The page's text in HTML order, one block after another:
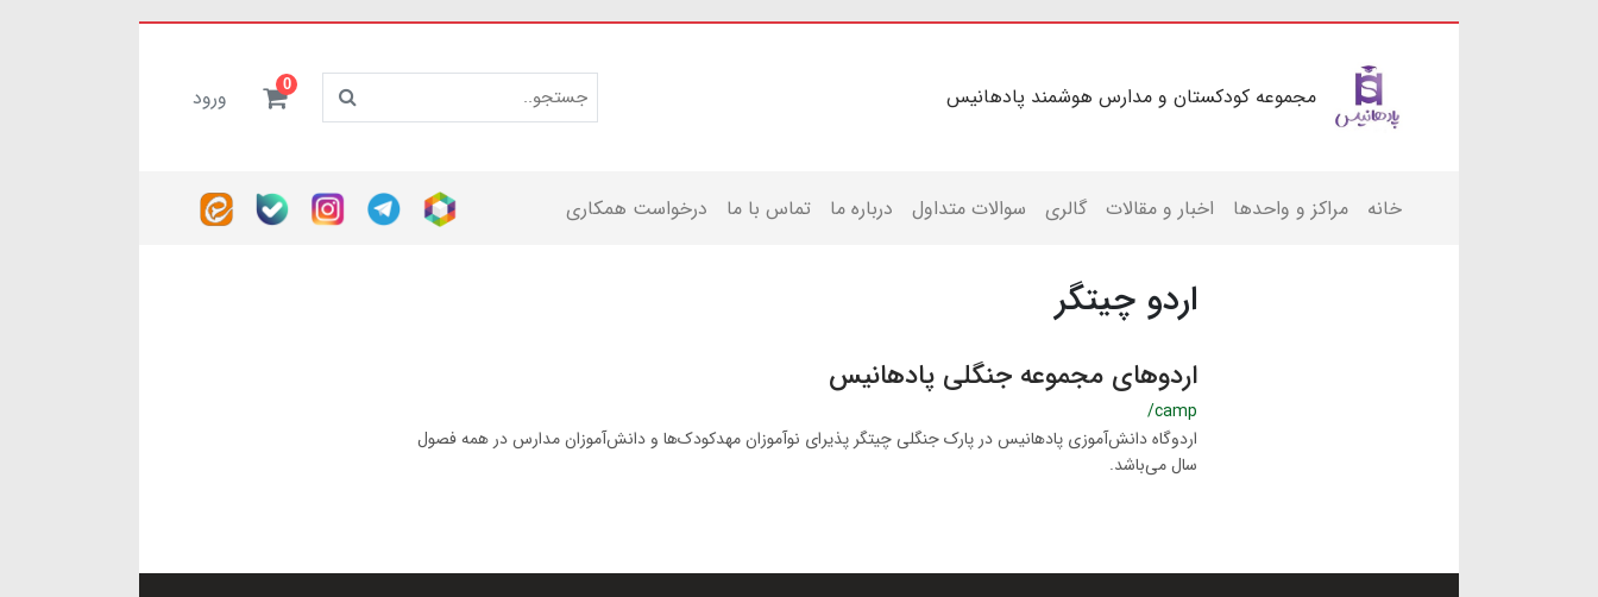
مجموعه کودکستان و مدارس هوشمند پادهانیس 0 ورود
خانه مراکز و واحدها اخبار و مقالات گالری سوالات متداول درباره ما تماس با ما درخواست همکاری
اردو چیتگر
اردوهای مجموعه جنگلی پادهانیس
/camp
اردوگاه دانش‌آموزی پادهانیس در پارک جنگلی چیتگر پذیرای نوآموزان مهدکودک‌ها و دانش‌آموزان مدارس در همه فصول
سال می‌باشد.